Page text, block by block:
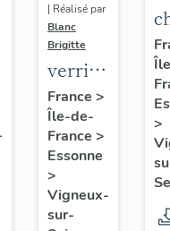
| Réalisé par
Blanc
Brigitte
verrière
axiale :
Saint
Pierre
France >
Île-de-
France >
Essonne
>
Vigneux-
sur-
>